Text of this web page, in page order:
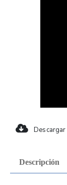
Descripción